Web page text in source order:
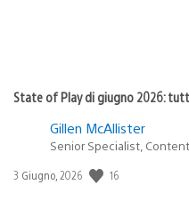
State of Play di giugno 2026:
Gillen McAllister
Senior Specialist,
Data
3 Giugno, 2026 16